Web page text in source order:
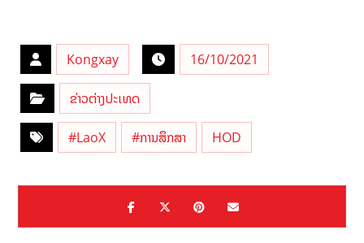
Kongxay 16/10/2021
ຂ່າວຕ່າງປະເທດ
#LaoX #ການສຶກສາ HOD